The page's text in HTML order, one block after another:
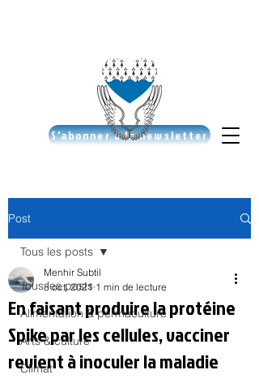
S'abonner à la newsletter
Post
Tous les posts
Alimentation & permaculture
Arts & culture
Climat
Tous les posts
En faisant produire la protéine
Spike par les cellules, vacciner
revient à inoculer la maladie
Menhir Subtil
8 oct. 2021 1 min de lecture